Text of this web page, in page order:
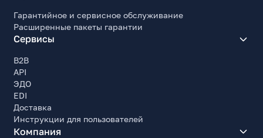
Ширина (кейса), мм
53.2
Толщина (кейса), мм
24.5
Вес (кейса), г
37
Комплект поставки
Наушники, документация, зарядная станция-
футляр, кабель USB (опция)
Гарантийное и сервисное обслуживание
Расширенные пакеты гарантии
Сервисы
B2B
API
ЭДО
EDI
Доставка
Инструкции для пользователей
Компания